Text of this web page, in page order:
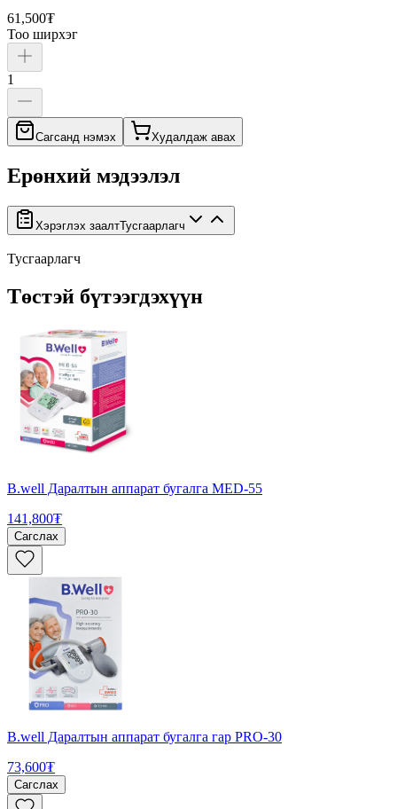
61,500₮
Тоо ширхэг
1
Сагсанд нэмэх Худалдаж авах
Ерөнхий мэдээлэл
Хэрэглэх заалтТусгаарлагч
Тусгаарлагч
Төстэй бүтээгдэхүүн
B.well Даралтын аппарат бугалга MED-55
141,800₮
Сагслах
B.well Даралтын аппарат бугалга гар PRO-30
73,600₮
Сагслах